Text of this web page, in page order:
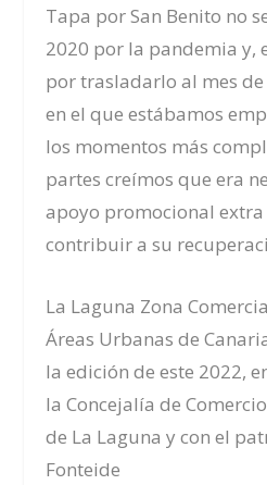
Tapa por San Benito no
2020 por la pandemia y,
por trasladarlo al mes
en el que estábamos
los momentos más
partes creímos que era
apoyo promocional
contribuir a su
La Laguna Zona
Áreas Urbanas de
la edición de este 2022,
la Concejalía de
de La Laguna y con el
Fonteide